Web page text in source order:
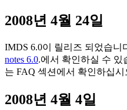
2008년 4월 24일
IMDS 6.0이 릴리즈 되었습니
notes 6.0.에서 확인하실 수 있
는 FAQ 섹션에서 확인하십시
2008년 4월 4일